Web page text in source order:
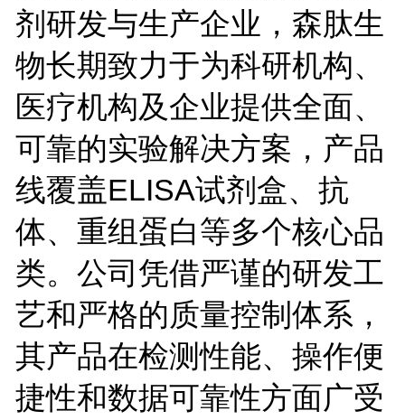
剂研发与生产企业，森肽生
物长期致力于为科研机构、
医疗机构及企业提供全面、
可靠的实验解决方案，产品
线覆盖ELISA试剂盒、抗
体、重组蛋白等多个核心品
类。公司凭借严谨的研发工
艺和严格的质量控制体系，
其产品在检测性能、操作便
捷性和数据可靠性方面广受